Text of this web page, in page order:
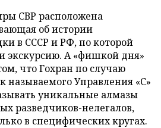
СВР расположена
об истории
в СССР и РФ, по которой
экскурсию. А «фишкой дня»
что Гохран по случаю
называемого Управления «С»
уникальные алмазы
разведчиков-нелегалов,
в специфических кругах.